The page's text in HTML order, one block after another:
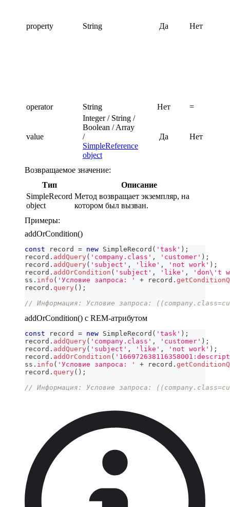
property String Да Нет
operator String Нет =
value
Integer / String /
Boolean / Array
/
SimpleReference
object
Да Нет
Возвращаемое значение:
Тип
Описание
SimpleRecord
object
Метод возвращает экземпляр, на
котором был вызван.
Примеры:
addOrCondition()
const record = new SimpleRecord ( 'task' ) ;
record . addQuery( 'company.class' , 'customer' ) ;
record . addQuery( 'subject' , 'like' , 'not work' ) ;
record . addOrCondition ( 'subject' , 'like' ,
'don\'t
ss . info ( 'Условие запроса: ' + record .
record . query( ) ;
// Информация: Условие запроса:
addOrCondition() c REM-атрибутом
const record = new SimpleRecord ( 'task' ) ;
record . addQuery( 'company.class' , 'customer' ) ;
record . addQuery( 'subject' , 'like' , 'not work' ) ;
record . addOrCondition (
ss . info ( 'Условие запроса: ' + record .
record . query( ) ;
// Информация: Условие запроса: